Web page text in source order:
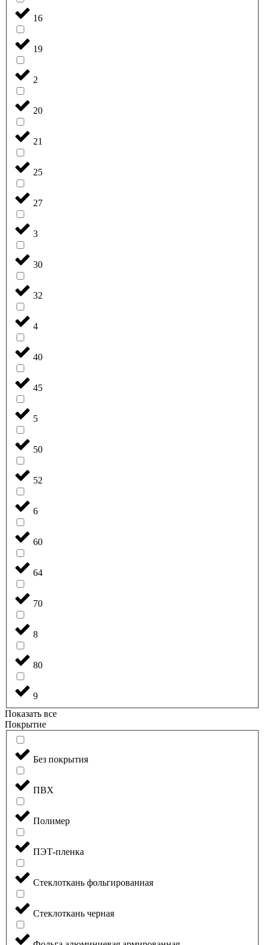
16
19
2
20
21
25
27
3
30
32
4
40
45
5
50
52
6
60
64
70
8
80
9
Показать все
Покрытие
Без покрытия
ПВХ
Полимер
ПЭТ-пленка
Стеклоткань фольгированная
Стеклоткань черная